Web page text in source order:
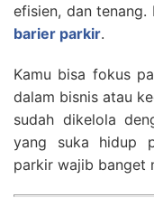
efisien, dan tenang.
barier parkir.
Kamu bisa fokus
dalam bisnis atau
sudah dikelola
yang suka hidup
parkir wajib banget